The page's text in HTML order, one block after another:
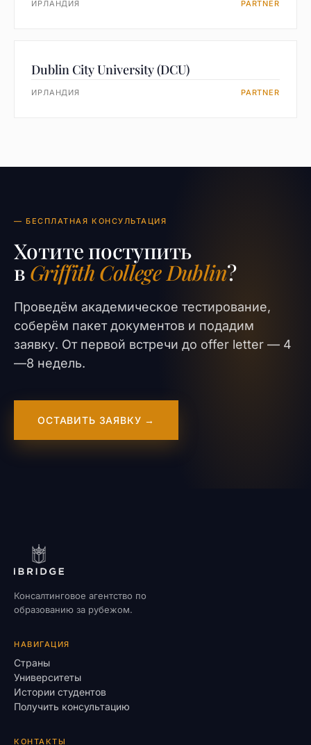
ИРЛАНДИЯ PARTNER
Dublin City University (DCU)
ИРЛАНДИЯ PARTNER
— БЕСПЛАТНАЯ КОНСУЛЬТАЦИЯ
Хотите поступить
в Griffith College Dublin?
Проведём академическое тестирование,
соберём пакет документов и подадим
заявку. От первой встречи до offer letter — 4
—8 недель.
ОСТАВИТЬ ЗАЯВКУ →
Консалтинговое агентство по
образованию за рубежом.
НАВИГАЦИЯ
Страны
Университеты
Истории студентов
Получить консультацию
КОНТАКТЫ